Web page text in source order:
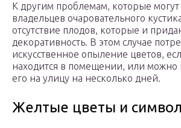
К другим проблемам, которые
владельцев очаровательного
отсутствие плодов, которые и
декоративность. В этом случае
искусственное опыление цветов,
находится в помещении, или можно
его на улицу на несколько дней.
Желтые цветы и